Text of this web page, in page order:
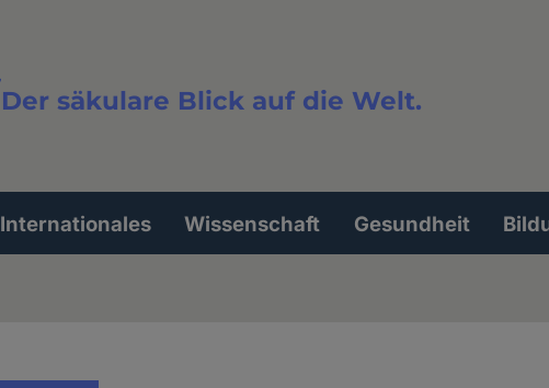
Der säkulare Blick auf die Welt.
Volltextsuche
Internationales Wissenschaft Gesundheit